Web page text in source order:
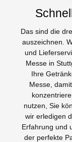
Das sind die
auszeichnen.
und
Messe in
Ihre
Messe,
nutzen, Sie
wir erledigen
Erfahrung und
der perfekte